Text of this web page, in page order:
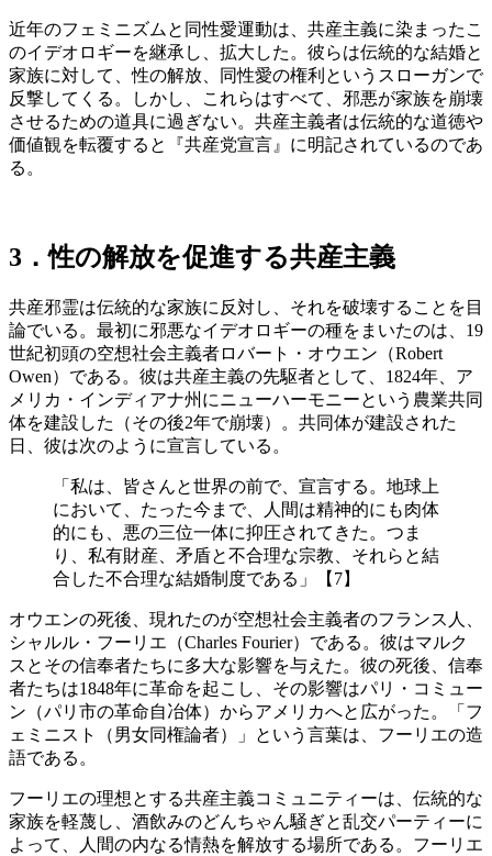
近年のフェミニズムと同性愛運動は、共産主義に染まったこ
のイデオロギーを継承し、拡大した。彼らは伝統的な結婚と
家族に対して、性の解放、同性愛の権利というスローガンで
反撃してくる。しかし、これらはすべて、邪悪が家族を崩壊
させるための道具に過ぎない。共産主義者は伝統的な道徳や
価値観を転覆すると『共産党宣言』に明記されているのであ
る。
3．性の解放を促進する共産主義
共産邪霊は伝統的な家族に反対し、それを破壊することを目
論でいる。最初に邪悪なイデオロギーの種をまいたのは、19
世紀初頭の空想社会主義者ロバート・オウエン（Robert
Owen）である。彼は共産主義の先駆者として、1824年、ア
メリカ・インディアナ州にニューハーモニーという農業共同
体を建設した（その後2年で崩壊）。共同体が建設された
日、彼は次のように宣言している。
「私は、皆さんと世界の前で、宣言する。地球上
において、たった今まで、人間は精神的にも肉体
的にも、悪の三位一体に抑圧されてきた。つま
り、私有財産、矛盾と不合理な宗教、それらと結
合した不合理な結婚制度である」【7】
オウエンの死後、現れたのが空想社会主義者のフランス人、
シャルル・フーリエ（Charles Fourier）である。彼はマルク
スとその信奉者たちに多大な影響を与えた。彼の死後、信奉
者たちは1848年に革命を起こし、その影響はパリ・コミュー
ン（パリ市の革命自冶体）からアメリカへと広がった。「フ
ェミニスト（男女同権論者）」という言葉は、フーリエの造
語である。
フーリエの理想とする共産主義コミュニティーは、伝統的な
家族を軽蔑し、酒飲みのどんちゃん騒ぎと乱交パーティーに
よって、人間の内なる情熱を解放する場所である。フーリエ